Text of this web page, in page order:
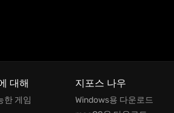
대해
한 게임
지포스 나우
Windows용 다운로드